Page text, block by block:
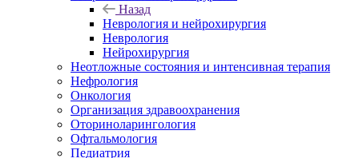
Назад
Неврология и нейрохирургия
Неврология
Нейрохирургия
Неотложные состояния и интенсивная терапия
Нефрология
Онкология
Организация здравоохранения
Оториноларингология
Офтальмология
Педиатрия